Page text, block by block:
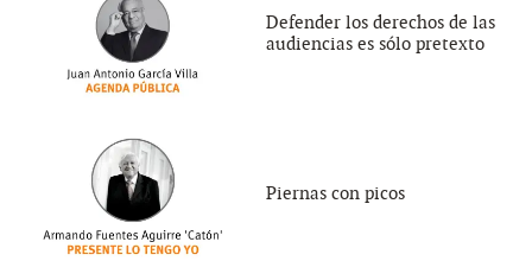
Defender los derechos de las
audiencias es sólo pretexto
Piernas con picos